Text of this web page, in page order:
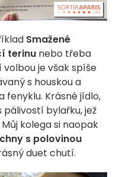
Smažené
terinu nebo třeba
volbou je však spíše
s houskou a
Krásné jídlo,
bylařku, jež
kolega si naopak
s polovinou
duet chutí.